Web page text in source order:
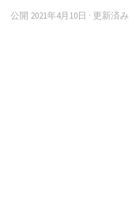
公開 2021年4月10日 · 更新済み